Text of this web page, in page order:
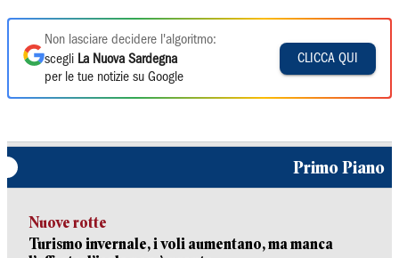
Non lasciare decidere l'algoritmo:
scegli La Nuova Sardegna
per le tue notizie su Google
CLICCA QUI
Primo Piano
Nuove rotte
Turismo invernale, i voli aumentano, ma manca